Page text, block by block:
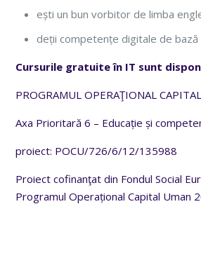
ești un bun vorbitor de limba
deții competențe digitale de bază
Cursurile gratuite în IT sunt
PROGRAMUL OPERAŢIONAL
Axa Prioritară 6 – Educație și
proiect: POCU/726/6/12/135988
Proiect cofinanţat din Fondul Social
Programul Operațional Capital Uman